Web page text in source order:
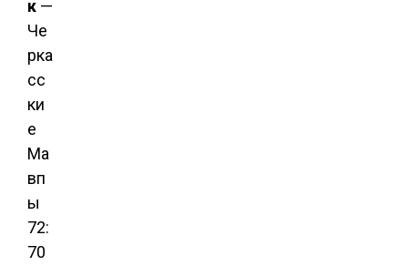
к —
Че
рка
сс
ки
е
Ма
вп
ы
72:
70